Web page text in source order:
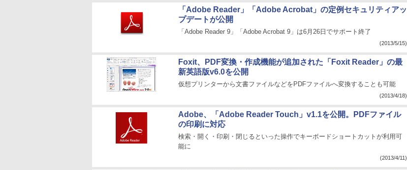
「Adobe Reader」「Adobe Acrobat」の定例セキュリティアッ
プデートが公開
「Adobe Reader 9」「Adobe Acrobat 9」は6月26日でサポート終了
(2013/5/15)
Foxit、PDF変換・作成機能が追加された「Foxit Reader」の最
新英語版v6.0を公開
仮想プリンターから文書ファイルなどをPDFファイルへ変換することも可能
(2013/4/18)
Adobe、「Adobe Reader Touch」v1.1を公開。PDFファイル
の印刷に対応
検索・開く・印刷・閉じるといった操作でキーボードショートカットが利用可
能に
(2013/4/11)